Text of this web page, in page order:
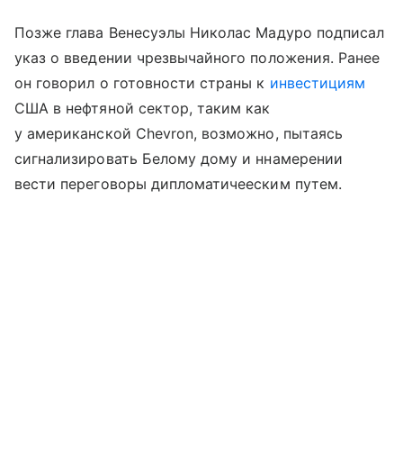
Позже глава Венесуэлы Николас Мадуро подписал
указ о введении чрезвычайного положения. Ранее
он говорил о готовности страны к инвестициям
США в нефтяной сектор, таким как
у американской Сhevron, возможно, пытаясь
сигнализировать Белому дому и ннамерении
вести переговоры дипломатичееским путем.